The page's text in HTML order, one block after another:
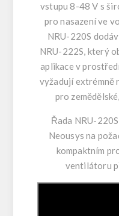
vstupu 8-48 V s
pro nasazení ve
NRU-220S
NRU-222S, který
aplikace v
vyžadují extrémně
pro
Řada NRU-
Neousys na
kompaktním
ventilátoru